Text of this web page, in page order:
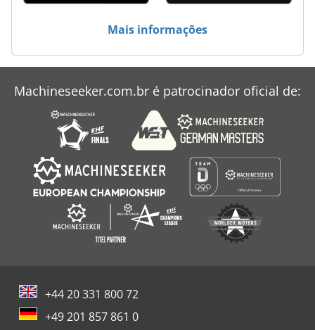
Mais informações
Machineseeker.com.br é patrocinador oficial de:
+44 20 331 800 72
+49 201 857 861 0